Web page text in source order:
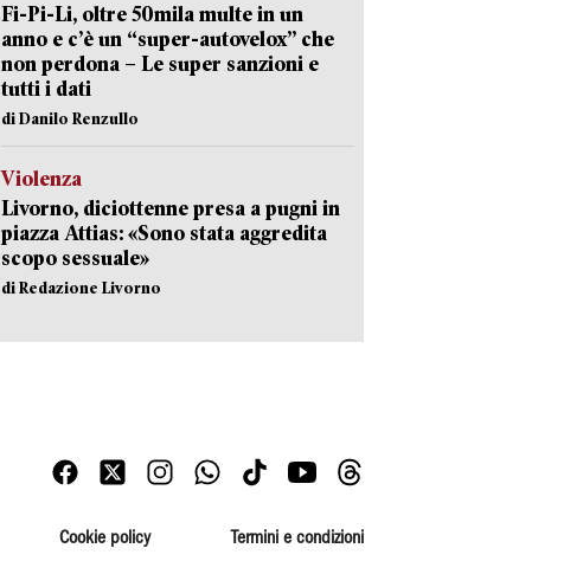
Fi-Pi-Li, oltre 50mila multe in un
anno e c’è un “super-autovelox” che
non perdona – Le super sanzioni e
tutti i dati
di Danilo Renzullo
Violenza
Livorno, diciottenne presa a pugni in
piazza Attias: «Sono stata aggredita
scopo sessuale»
di Redazione Livorno
Cookie policy Termini e condizioni